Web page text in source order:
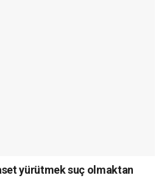
yürütmek suç olmaktan